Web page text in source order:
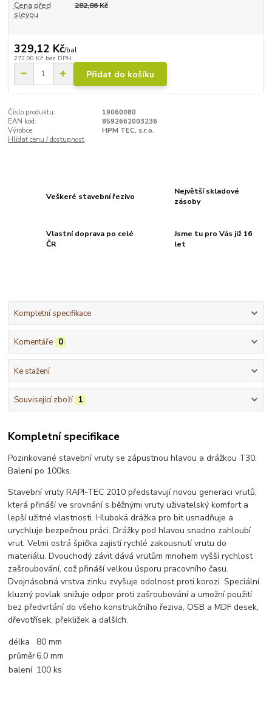
Cena před
slevou
282,86 Kč
329,12 Kč/bal
272,00 Kč bez DPH
Přidat do košíku
Číslo produktu:
19060080
EAN kód:
8592662003236
Výrobce:
HPM TEC, s.r.o.
Hlídat cenu / dostupnost
Veškeré stavební řezivo
Největší skladové
zásoby
Vlastní doprava po celé
ČR
Jsme tu pro Vás již 16
let
Kompletní specifikace
Komentáře 0
Ke stažení
Související zboží 1
Kompletní specifikace
Pozinkované stavební vruty se zápustnou hlavou a drážkou T30.
Balení po 100ks.
Stavební vruty RAPI-TEC 2010 představují novou generaci vrutů,
která přináší ve srovnání s běžnými vruty uživatelský komfort a
lepší užitné vlastnosti. Hluboká drážka pro bit usnadňuje a
urychluje bezpečnou práci. Drážky pod hlavou snadno zahloubí
vrut. Velmi ostrá špička zajistí rychlé zakousnutí vrutu do
materiálu. Dvouchodý závit dává vrutům mnohem vyšší rychlost
zašroubování, což přináší velkou úsporu pracovního času.
Dvojnásobná vrstva zinku zvyšuje odolnost proti korozi. Speciální
kluzný povlak snižuje odpor proti zašroubování a umožní použití
bez předvrtání do všeho konstrukčního řeziva, OSB a MDF desek,
dřevotřísek, překližek a dalších.
délka
80 mm
průměr6,0 mm
balení 100 ks